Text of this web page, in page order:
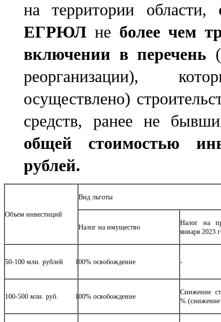
на территории области,
ЕГРЮЛ не более чем
включении в перечень
реорганизации),
осуществлено)
средств, ранее не
общей стоимостью
рублей.
Объем инвестиций
Вид льготы
Налог на имущество
Налог на
января 2023
50-100 млн. рублей 100% освобождение -
100-500 млн. руб. 100% освобождение
Снижение
%